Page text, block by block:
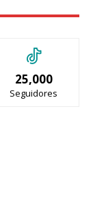
25,000
Seguidores